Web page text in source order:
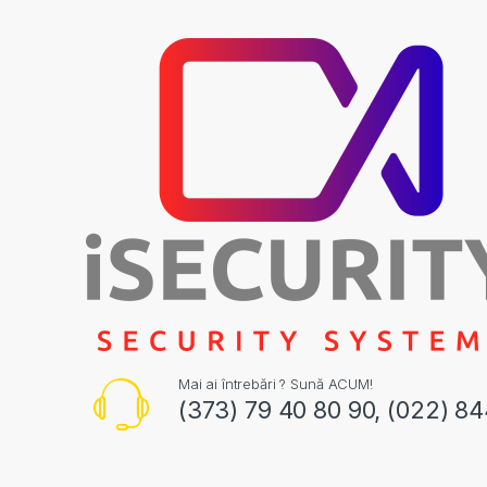
Mai ai întrebări ? Sună ACUM!
(373) 79 40 80 90, (022)